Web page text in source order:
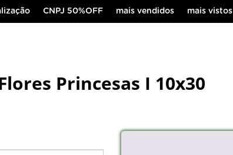
CNPJ 50%OFF mais vendidos mais vistos
Princesas I 10x30